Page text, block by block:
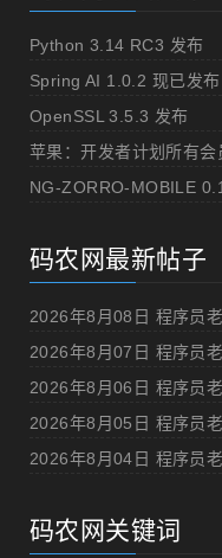
Python 3.14 RC3 发布
Spring AI 1.0.2 现已发布
OpenSSL 3.5.3 发布
苹果：开发者计划所有
码农网最新帖子
2026年8月08日 程序员
2026年8月05日 程序员
码农网关键词